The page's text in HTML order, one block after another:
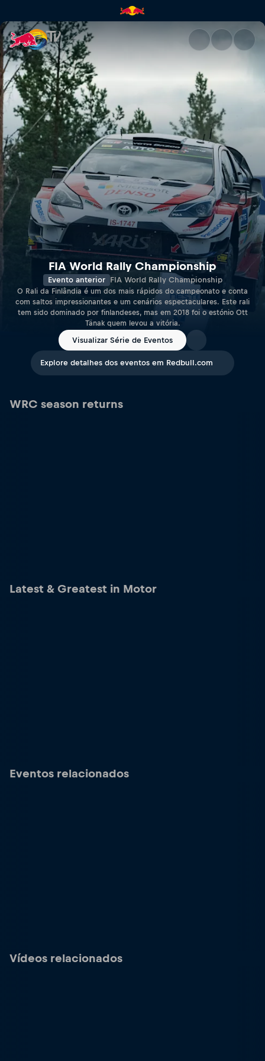
WRC Rali da Finlândia | Red
FIA World Rally Championship
Evento anterior FIA World Rally Championship
O Rali da Finlândia é um dos mais rápidos do campeonato e conta
com saltos impressionantes e um cenários espectaculares. Este rali
tem sido dominado por finlandeses, mas em 2018 foi o estónio Ott
Tänak quem levou a vitória.
Visualizar Série de Eventos
Explore detalhes dos eventos em Redbull.com
WRC season returns
Latest & Greatest in Motor
Eventos relacionados
Vídeos relacionados